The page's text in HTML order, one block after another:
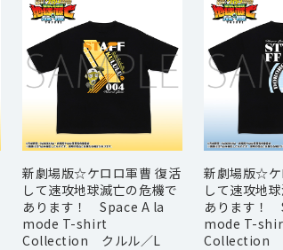
新劇場版☆ケロロ軍曹 復活
して速攻地球滅亡の危機で
あります！ Space A la
mode T-shirt
Collection クルル／L
新劇場版☆ケ
して速攻地
あります！
mode T-
Collection